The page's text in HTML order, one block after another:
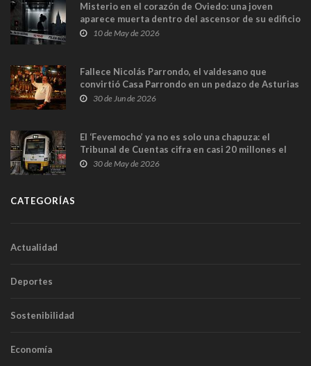
Misterio en el corazón de Oviedo: una joven
aparece muerta dentro del ascensor de su edificio
y las cámaras captan sus últimos minutos
10 de May de 2026
Fallece Nicolás Parrondo, el valdesano que
convirtió Casa Parrondo en un pedazo de Asturias
en Madrid
30 de Jun de 2026
El ‘Fevemocho’ ya no es solo una chapuza: el
Tribunal de Cuentas cifra en casi 20 millones el
sobrecoste de los trenes que no cabían por los
30 de May de 2026
CATEGORÍAS
Actualidad
Deportes
Sostenibilidad
Economía